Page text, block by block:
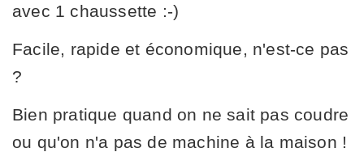
avec 1 chaussette :-)
Facile, rapide et économique, n'est-ce pas
?
Bien pratique quand on ne sait pas coudre
ou qu'on n'a pas de machine à la maison !